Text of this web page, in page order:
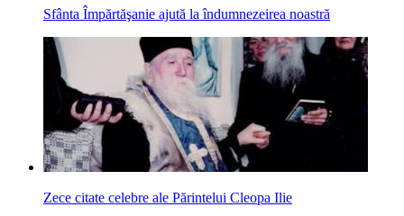
Sfânta Împărtăşanie ajută la îndumnezeirea noastră
Zece citate celebre ale Părintelui Cleopa Ilie